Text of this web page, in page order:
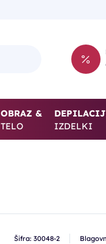
OBRAZ &
TELO
IZDELKI
Šifra: 30048-2